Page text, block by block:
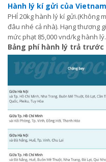
Hành lý kí gửi của
PHÍ 20kg hành lý kí gửi.(Không
đâu nhé cả nhà). Hạng thương
mức phạt 85,000 vnd/kg hành lý.
Bảng phí hành lý trả